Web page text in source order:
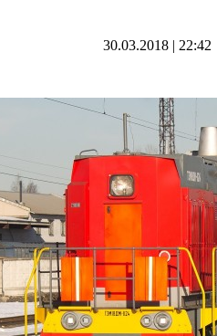
30.03.2018| 22:42